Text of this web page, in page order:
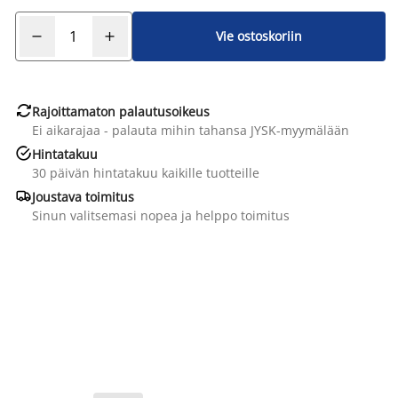
Vie ostoskoriin
Rajoittamaton palautusoikeus
Ei aikarajaa - palauta mihin tahansa JYSK-myymälään
Hintatakuu
30 päivän hintatakuu kaikille tuotteille
Joustava toimitus
Sinun valitsemasi nopea ja helppo toimitus